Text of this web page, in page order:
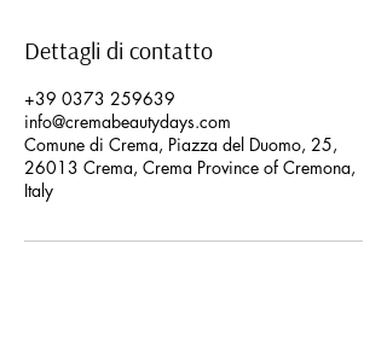
Dettagli di contatto
+39 0373 259639
info@cremabeautydays.com
Comune di Crema, Piazza del Duomo, 25,
26013 Crema, Crema Province of Cremona,
Italy